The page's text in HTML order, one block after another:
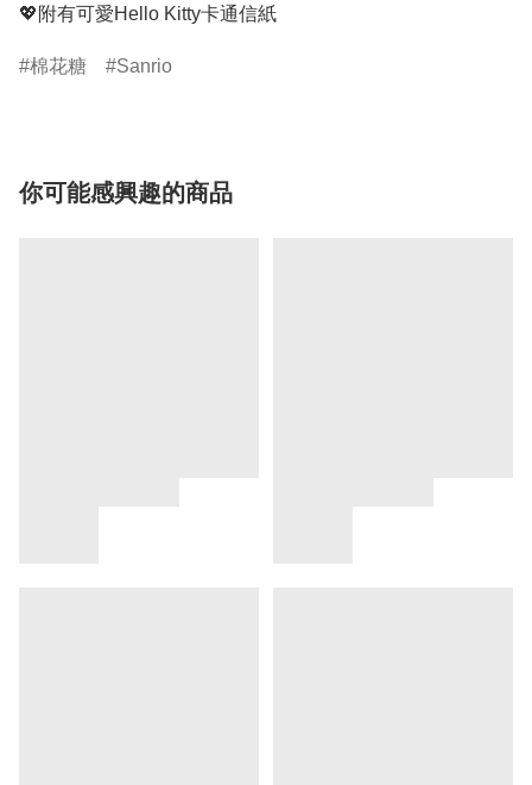
💖附有可愛Hello Kitty卡通信紙
棉花糖 Sanrio
你可能感興趣的商品